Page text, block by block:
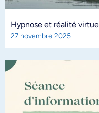
Hypnose et réalité
27 novembre 2025